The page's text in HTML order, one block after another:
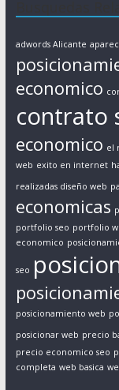
adwords Alicante
economico
contrato
economico el
web exito en internet
realizadas diseño web
economicas
portfolio seo portfolio
economico
seo
posicionamiento web
posicionar web precio
precio economico seo
completa web basica